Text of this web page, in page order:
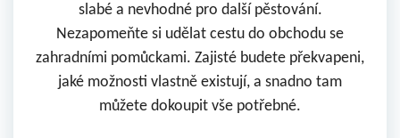
slabé a nevhodné pro další pěstování.
Nezapomeňte si udělat cestu do obchodu se
zahradními pomůckami. Zajisté budete překvapeni,
jaké možnosti vlastně existují, a snadno tam
můžete dokoupit vše potřebné.